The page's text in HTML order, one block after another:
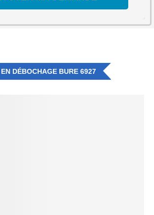
DÉBOCHAGE BURE 6927